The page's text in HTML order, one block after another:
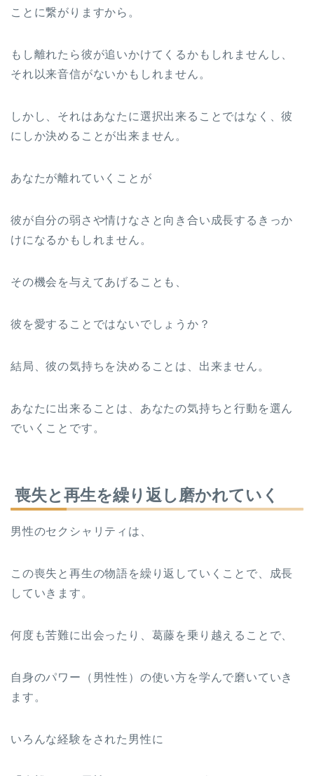
ことに繋がりますから。
もし離れたら彼が追いかけてくるかもしれませんし、
それ以来音信がないかもしれません。
しかし、それはあなたに選択出来ることではなく、彼
にしか決めることが出来ません。
あなたが離れていくことが
彼が自分の弱さや情けなさと向き合い成長するきっか
けになるかもしれません。
その機会を与えてあげることも、
彼を愛することではないでしょうか？
結局、彼の気持ちを決めることは、出来ません。
あなたに出来ることは、あなたの気持ちと行動を選ん
でいくことです。
喪失と再生を繰り返し磨かれていく
男性のセクシャリティは、
この喪失と再生の物語を繰り返していくことで、成長
していきます。
何度も苦難に出会ったり、葛藤を乗り越えることで、
自身のパワー（男性性）の使い方を学んで磨いていき
ます。
いろんな経験をされた男性に